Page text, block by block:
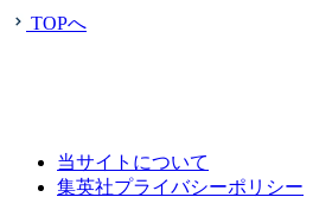
TOPへ
当サイトについて
集英社プライバシーポリシー